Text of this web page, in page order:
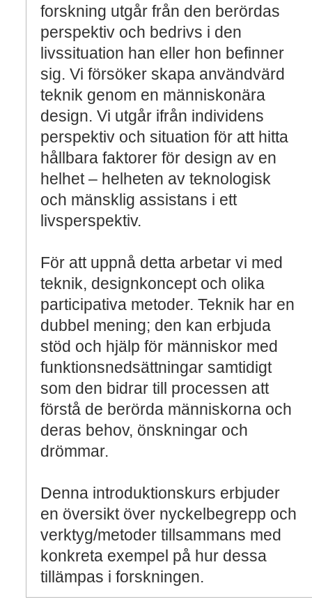
forskning utgår från den berördas
perspektiv och bedrivs i den
livssituation han eller hon befinner
sig. Vi försöker skapa användvärd
teknik genom en människonära
design. Vi utgår ifrån individens
perspektiv och situation för att hitta
hållbara faktorer för design av en
helhet – helheten av teknologisk
och mänsklig assistans i ett
livsperspektiv.
För att uppnå detta arbetar vi med
teknik, designkoncept och olika
participativa metoder. Teknik har en
dubbel mening; den kan erbjuda
stöd och hjälp för människor med
funktionsnedsättningar samtidigt
som den bidrar till processen att
förstå de berörda människorna och
deras behov, önskningar och
drömmar.
Denna introduktionskurs erbjuder
en översikt över nyckelbegrepp och
verktyg/metoder tillsammans med
konkreta exempel på hur dessa
tillämpas i forskningen.